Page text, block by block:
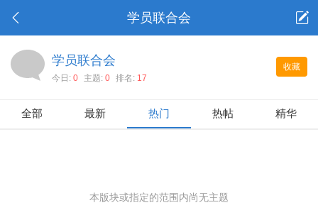
学员联合会
收藏
学员联合会
今日: 0 主题: 0 排名: 17
全部 最新 热门 热帖 精华
本版块或指定的范围内尚无主题